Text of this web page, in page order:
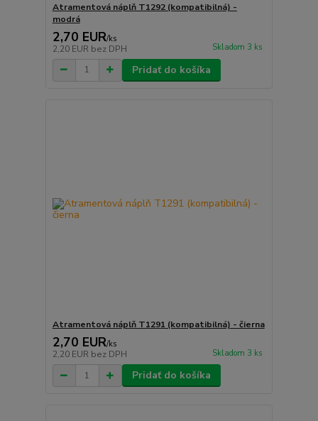
Atramentová náplň T1292 (kompatibilná) -
modrá
2,70 EUR/ks
2,20 EUR bez DPH Skladom 3 ks
Pridať do košíka
Atramentová náplň T1291 (kompatibilná) - čierna
2,70 EUR/ks
2,20 EUR bez DPH Skladom 3 ks
Pridať do košíka